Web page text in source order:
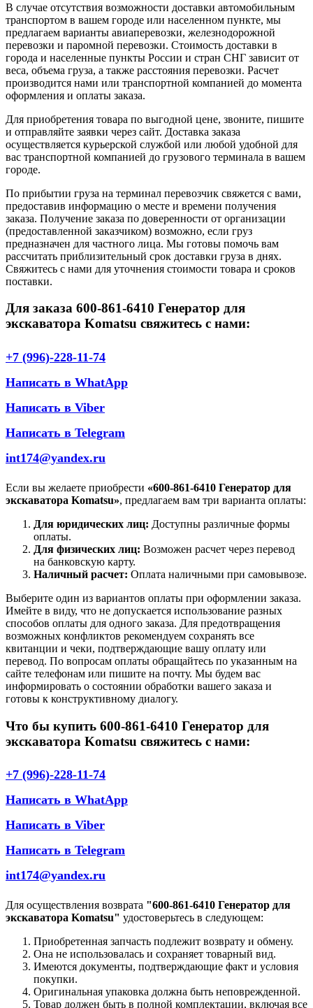
В случае отсутствия возможности доставки автомобильным
транспортом в вашем городе или населенном пункте, мы
предлагаем варианты авиаперевозки, железнодорожной
перевозки и паромной перевозки. Стоимость доставки в
города и населенные пункты России и стран СНГ зависит от
веса, объема груза, а также расстояния перевозки. Расчет
производится нами или транспортной компанией до момента
оформления и оплаты заказа.
Для приобретения товара по выгодной цене, звоните, пишите
и отправляйте заявки через сайт. Доставка заказа
осуществляется курьерской службой или любой удобной для
вас транспортной компанией до грузового терминала в вашем
городе.
По прибытии груза на терминал перевозчик свяжется с вами,
предоставив информацию о месте и времени получения
заказа. Получение заказа по доверенности от организации
(предоставленной заказчиком) возможно, если груз
предназначен для частного лица. Мы готовы помочь вам
рассчитать приблизительный срок доставки груза в днях.
Свяжитесь с нами для уточнения стоимости товара и сроков
поставки.
Для заказа 600-861-6410 Генератор для
экскаватора Komatsu свяжитесь с нами:
+7 (996)-228-11-74
Написать в WhatApp
Написать в Viber
Написать в Telegram
int174@yandex.ru
Если вы желаете приобрести «600-861-6410 Генератор для
экскаватора Komatsu», предлагаем вам три варианта оплаты:
Для юридических лиц: Доступны различные формы
оплаты.
Для физических лиц: Возможен расчет через перевод
на банковскую карту.
Наличный расчет: Оплата наличными при самовывозе.
Выберите один из вариантов оплаты при оформлении заказа.
Имейте в виду, что не допускается использование разных
способов оплаты для одного заказа. Для предотвращения
возможных конфликтов рекомендуем сохранять все
квитанции и чеки, подтверждающие вашу оплату или
перевод. По вопросам оплаты обращайтесь по указанным на
сайте телефонам или пишите на почту. Мы будем вас
информировать о состоянии обработки вашего заказа и
готовы к конструктивному диалогу.
Что бы купить 600-861-6410 Генератор для
экскаватора Komatsu свяжитесь с нами:
+7 (996)-228-11-74
Написать в WhatApp
Написать в Viber
Написать в Telegram
int174@yandex.ru
Для осуществления возврата "600-861-6410 Генератор для
экскаватора Komatsu" удостоверьтесь в следующем:
Приобретенная запчасть подлежит возврату и обмену.
Она не использовалась и сохраняет товарный вид.
Имеются документы, подтверждающие факт и условия
покупки.
Оригинальная упаковка должна быть неповрежденной.
Товар должен быть в полной комплектации, включая все